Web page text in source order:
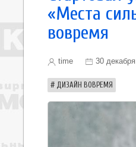
«Места
вовремя
time 30
ДИЗАЙН ВОВРЕМЯ